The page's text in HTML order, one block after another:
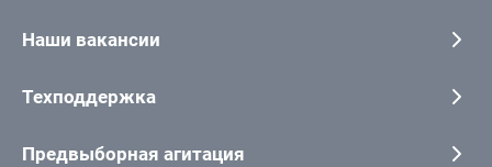
Наши вакансии
Техподдержка
Предвыборная агитация